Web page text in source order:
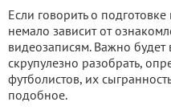
Если говорить о
немало зависит от
видеозаписям. Важно
скрупулезно разобрать,
футболистов, их
подобное.